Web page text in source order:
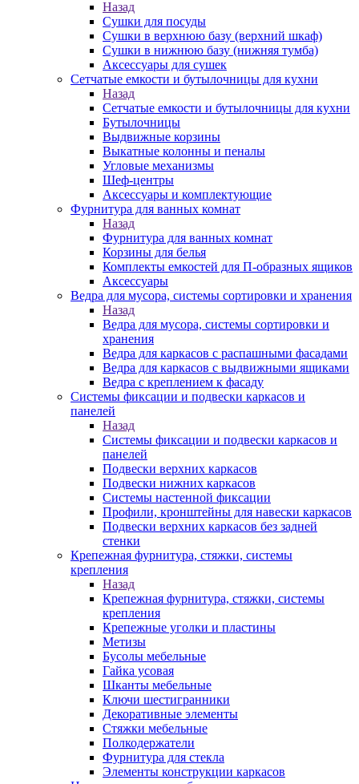
Назад
Сушки для посуды
Сушки в верхнюю базу (верхний шкаф)
Сушки в нижнюю базу (нижняя тумба)
Аксессуары для сушек
Сетчатые емкости и бутылочницы для кухни
Назад
Сетчатые емкости и бутылочницы для кухни
Бутылочницы
Выдвижные корзины
Выкатные колонны и пеналы
Угловые механизмы
Шеф-центры
Аксессуары и комплектующие
Фурнитура для ванных комнат
Назад
Фурнитура для ванных комнат
Корзины для белья
Комплекты емкостей для П-образных ящиков
Аксессуары
Ведра для мусора, системы сортировки и хранения
Назад
Ведра для мусора, системы сортировки и
хранения
Ведра для каркасов с распашными фасадами
Ведра для каркасов с выдвижными ящиками
Ведра с креплением к фасаду
Системы фиксации и подвески каркасов и
панелей
Назад
Системы фиксации и подвески каркасов и
панелей
Подвески верхних каркасов
Подвески нижних каркасов
Системы настенной фиксации
Профили, кронштейны для навески каркасов
Подвески верхних каркасов без задней
стенки
Крепежная фурнитура, стяжки, системы
крепления
Назад
Крепежная фурнитура, стяжки, системы
крепления
Крепежные уголки и пластины
Метизы
Бусолы мебельные
Гайка усовая
Шканты мебельные
Ключи шестигранники
Декоративные элементы
Стяжки мебельные
Полкодержатели
Фурнитура для стекла
Элементы конструкции каркасов